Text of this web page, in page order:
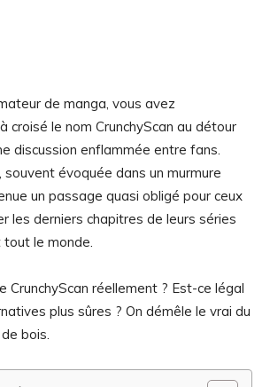
de manga, vous avez
croisé le nom CrunchyScan au détour
discussion enflammée entre fans.
évoquée dans un murmure
un passage quasi obligé pour ceux
les derniers chapitres de leurs séries
le monde.
CrunchyScan réellement ? Est-ce légal
plus sûres ? On démêle le vrai du
bois.